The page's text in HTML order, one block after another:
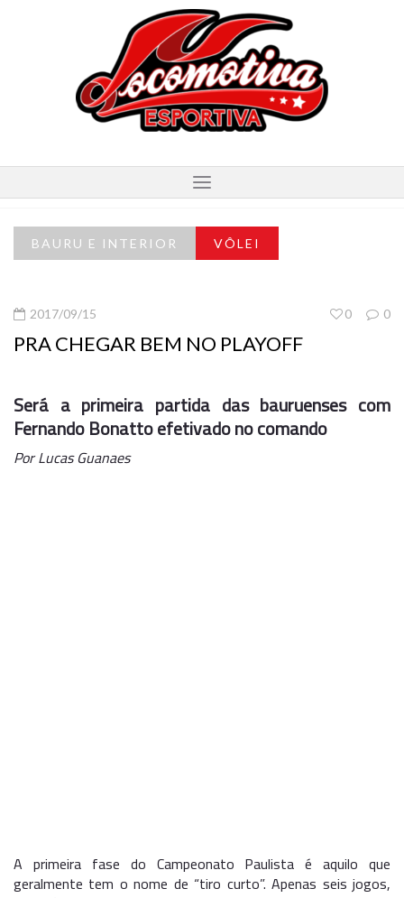
BAURU E INTERIOR VÔLEI
2017/09/15 0
0
PRA CHEGAR BEM NO PLAYOFF
Será a primeira partida das bauruenses com
Fernando Bonatto efetivado no comando
Por Lucas Guanaes
A primeira fase do Campeonato Paulista é aquilo que
geralmente tem o nome de “tiro curto”. Apenas seis jogos,